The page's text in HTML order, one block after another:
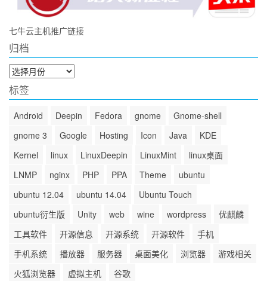
七牛云主机推广链接
归档
归
档
标签
Android Deepin Fedora gnome
Gnome-shell
gnome 3
Google Hosting Icon Java
KDE
Kernel
linux LinuxDeepin LinuxMint
linux桌面
LNMP
nginx PHP PPA Theme
ubuntu
ubuntu 12.04
ubuntu 14.04
Ubuntu Touch
ubuntu衍生版
Unity web wine wordpress
优麒麟
工具软件
开源信息 开源系统 开源软件
手机
手机系统
播放器 服务器 桌面美化 浏览器
游戏相关
火狐浏览器
虚拟主机 谷歌